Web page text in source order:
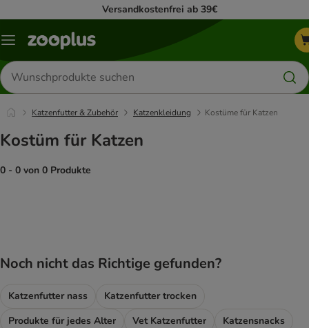
Versandkostenfrei ab 39€
Menü
Produkte
suchen
Katzenfutter & Zubehör Katzenkleidung Kostüme für Katzen
Kostüm für Katzen
0 - 0 von 0 Produkte
Noch nicht das Richtige gefunden?
Katzenfutter nass
Katzenfutter trocken
Produkte für jedes Alter
Vet Katzenfutter
Katzensnacks